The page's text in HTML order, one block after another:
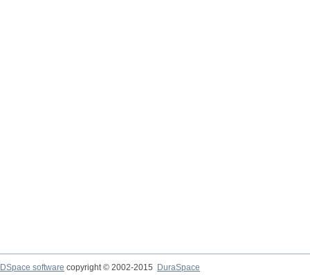
DSpace software copyright © 2002-2015
DuraSpace